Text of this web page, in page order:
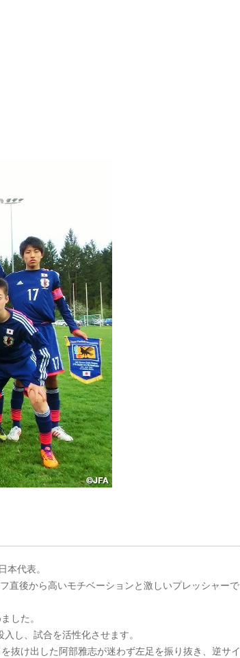
代表。
直後から高いモチベーションと激しいプレッシャーで
した。
し、試合を活性化させます。
抜け出した阿部雅志が迷わず左足を振り抜き、逆サイ